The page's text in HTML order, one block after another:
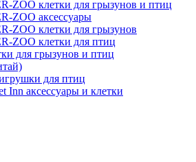
ZOO клетки для грызунов и птиц
ZOO аксессуары
ZOO клетки для грызунов
ZOO клетки для птиц
для грызунов и птиц
для птиц
Inn аксессуары и клетки